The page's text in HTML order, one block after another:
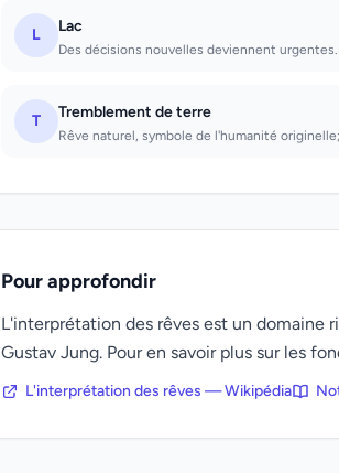
L Lac
Des décisions nouvelles deviennent
T Tremblement de terre
Rêve naturel, symbole de l'humanité
Pour approfondir
L'interprétation des rêves est un domaine
Gustav Jung. Pour en savoir plus sur les
L'interprétation des rêves — Wikipédia